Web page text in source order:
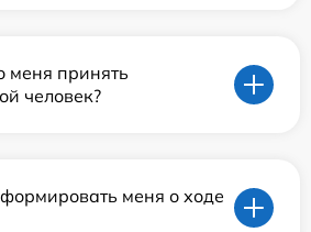
меня принять
человек?
меня о ходе